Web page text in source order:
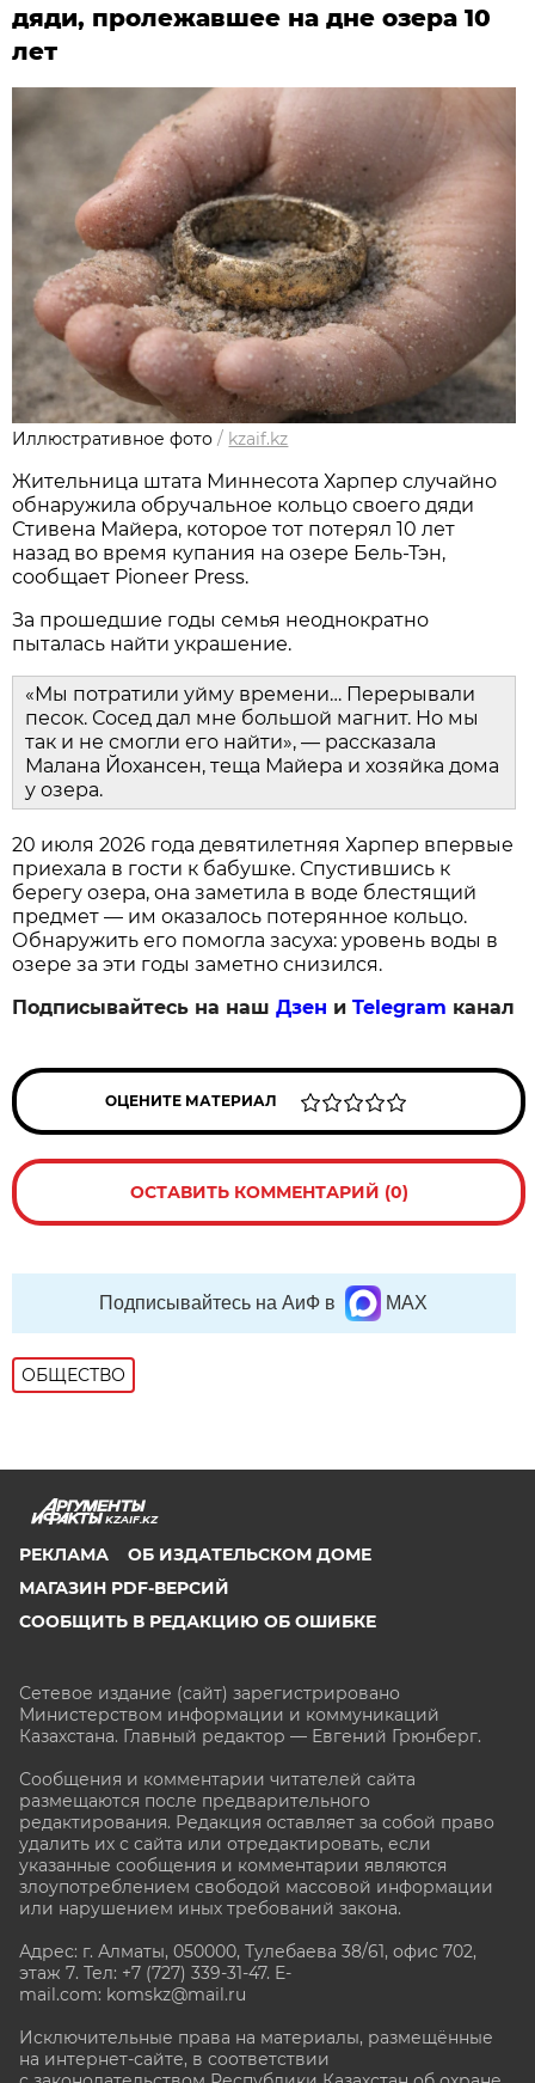
дяди, пролежавшее на дне озера 10
лет
Иллюстративное фото / kzaif.kz
Жительница штата Миннесота Харпер случайно
обнаружила обручальное кольцо своего дяди
Стивена Майера, которое тот потерял 10 лет
назад во время купания на озере Бель-Тэн,
сообщает Pioneer Press.
За прошедшие годы семья неоднократно
пыталась найти украшение.
«Мы потратили уйму времени… Перерывали
песок. Сосед дал мне большой магнит. Но мы
так и не смогли его найти», — рассказала
Малана Йохансен, теща Майера и хозяйка дома
у озера.
20 июля 2026 года девятилетняя Харпер впервые
приехала в гости к бабушке. Спустившись к
берегу озера, она заметила в воде блестящий
предмет — им оказалось потерянное кольцо.
Обнаружить его помогла засуха: уровень воды в
озере за эти годы заметно снизился.
Подписывайтесь на нашДзен иTelegram канал
ОЦЕНИТЕ МАТЕРИАЛ
ОСТАВИТЬ КОММЕНТАРИЙ (0)
Подписывайтесь на АиФ в MAX
ОБЩЕСТВО
KZAIF.KZ
РЕКЛАМА
ОБ ИЗДАТЕЛЬСКОМ ДОМЕ
МАГАЗИН PDF-ВЕРСИЙ
СООБЩИТЬ В РЕДАКЦИЮ ОБ ОШИБКЕ
Сетевое издание (сайт) зарегистрировано
Министерством информации и коммуникаций
Казахстана. Главный редактор — Евгений Грюнберг.
Сообщения и комментарии читателей сайта
размещаются после предварительного
редактирования. Редакция оставляет за собой право
удалить их с сайта или отредактировать, если
указанные сообщения и комментарии являются
злоупотреблением свободой массовой информации
или нарушением иных требований закона.
Адрес: г. Алматы, 050000, Тулебаева 38/61, офис 702,
этаж 7. Тел: +7 (727) 339-31-47. E-
mail.com: komskz@mail.ru
Исключительные права на материалы, размещённые
на интернет-сайте, в соответствии